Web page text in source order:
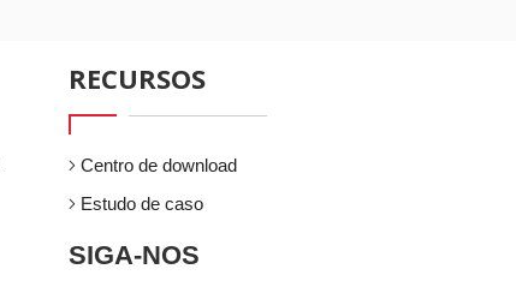
RECURSOS
Centro de download
Estudo de caso
SIGA-NOS